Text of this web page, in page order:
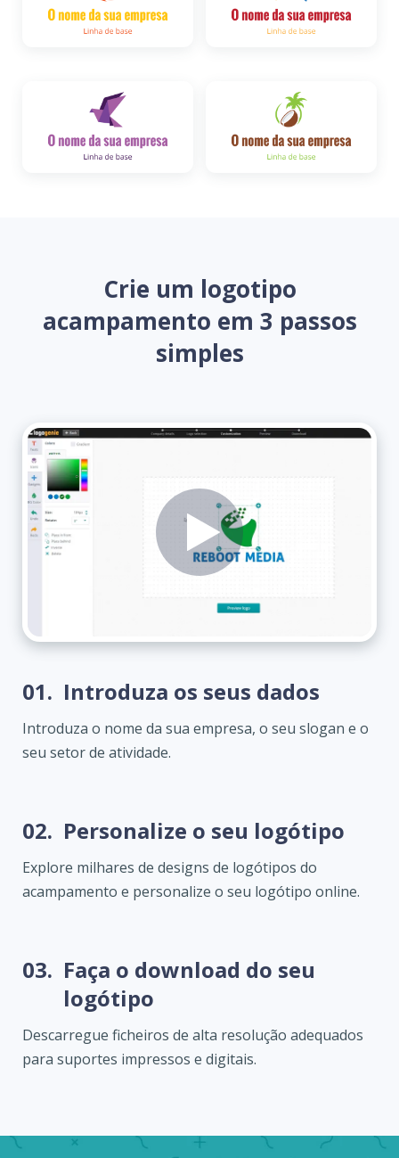
Crie um logotipo
acampamento em 3 passos
simples
01. Introduza os seus dados
Introduza o nome da sua empresa, o seu slogan e o
seu setor de atividade.
02. Personalize o seu logótipo
Explore milhares de designs de logótipos do
acampamento e personalize o seu logótipo online.
03. Faça o download do seu
logótipo
Descarregue ficheiros de alta resolução adequados
para suportes impressos e digitais.